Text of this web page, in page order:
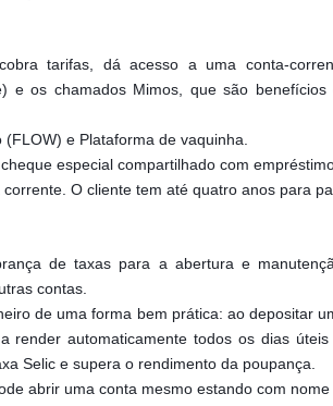
tarifas, dá acesso a uma conta-
e os chamados Mimos, que são
e Plataforma de vaquinha.
especial compartilhado com
O cliente tem até quatro anos para
de taxas para a abertura e
contas.
de uma forma bem prática: ao depositar
render automaticamente todos os dias
Selic e supera o rendimento da poupança.
abrir uma conta mesmo estando com nome